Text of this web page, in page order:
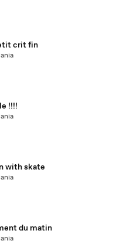
crit fin
!!!!
with skate
du matin